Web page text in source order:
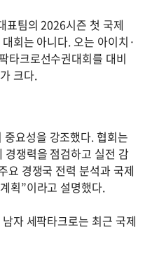
표팀의 2026시즌 첫 국제
회는 아니다. 오는 아이치·
타크로선수권대회를 대비
크다.
요성을 강조했다. 협회는
쟁력을 점검하고 실전 감
요 경쟁국 전력 분석과 국제
획”이라고 설명했다.
자 세팍타크로는 최근 국제